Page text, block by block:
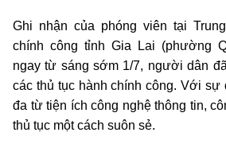
Ghi nhận của phóng viên tại
chính công tỉnh Gia Lai (phường
ngay từ sáng sớm 1/7, người dân
các thủ tục hành chính công. Với sự
đa từ tiện ích công nghệ thông tin,
thủ tục một cách suôn sẻ.